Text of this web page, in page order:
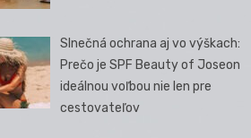
Slnečná ochrana aj vo výškach:
Prečo je SPF Beauty of Joseon
ideálnou voľbou nie len pre
cestovateľov